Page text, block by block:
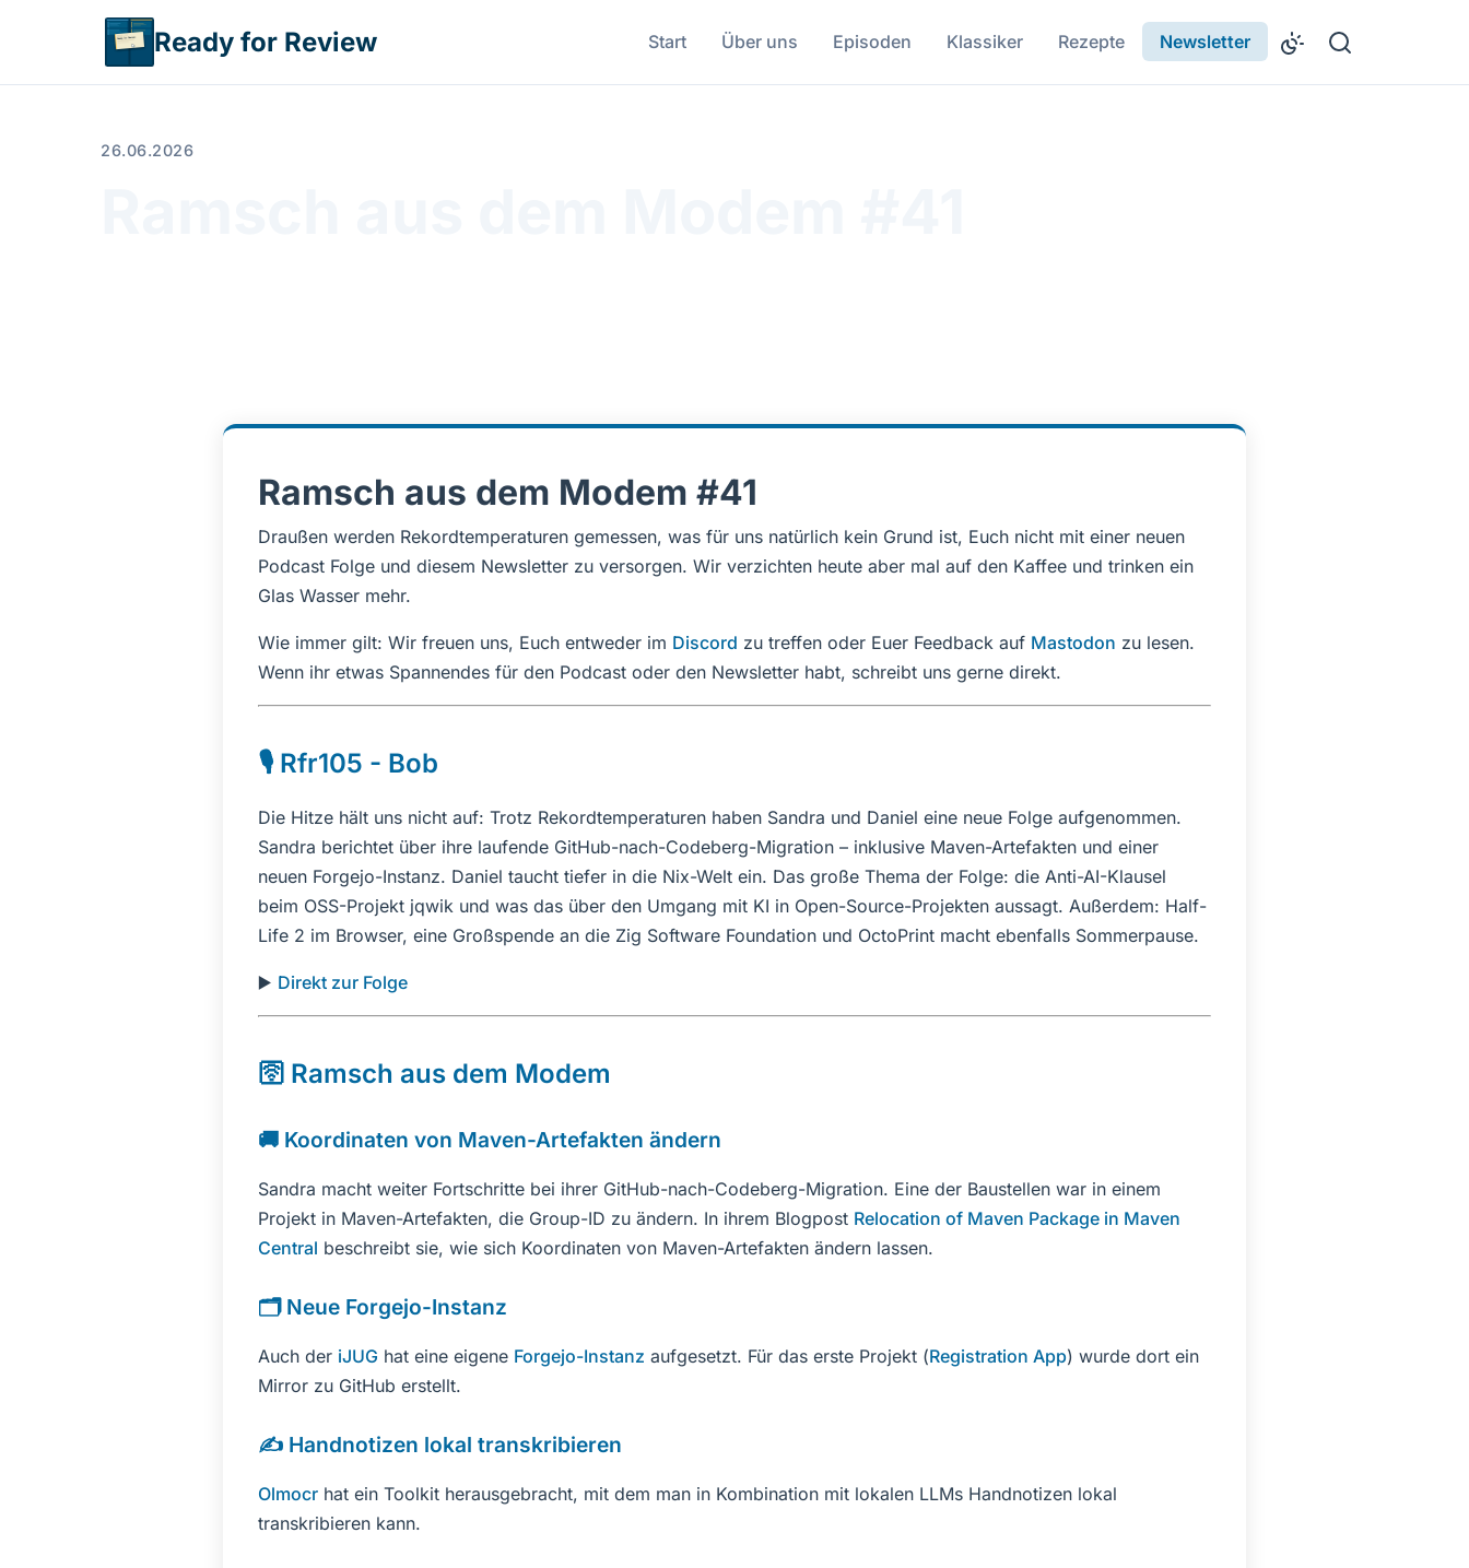
Direkt zum Inhalt
Ready for Review Start Über uns Episoden Klassiker Rezepte Newsletter
26.06.2026
Ramsch aus dem Modem #41
Draußen werden Rekordtemperaturen gemessen, was für uns natürlich kein Grund ist, Euch nicht mit einer neuen
Podcast Folge und diesem Newsletter zu versorgen. Wir verzichten heute aber mal auf den Kaffee und trinken ein
Glas Wasser mehr.
Wie immer gilt: Wir freuen uns, Euch entweder im Discord zu treffen oder Euer Feedback auf Mastodon zu lesen.
Wenn ihr etwas Spannendes für den Podcast oder den Newsletter habt, schreibt uns gerne direkt.
🎙️ Rfr105 - Bob
Die Hitze hält uns nicht auf: Trotz Rekordtemperaturen haben Sandra und Daniel eine neue Folge aufgenommen.
Sandra berichtet über ihre laufende GitHub-nach-Codeberg-Migration – inklusive Maven-Artefakten und einer
neuen Forgejo-Instanz. Daniel taucht tiefer in die Nix-Welt ein. Das große Thema der Folge: die Anti-AI-Klausel
beim OSS-Projekt jqwik und was das über den Umgang mit KI in Open-Source-Projekten aussagt. Außerdem: Half-
Life 2 im Browser, eine Großspende an die Zig Software Foundation und OctoPrint macht ebenfalls Sommerpause.
▶️ Direkt zur Folge
🛜 Ramsch aus dem Modem
🚚 Koordinaten von Maven-Artefakten ändern
Sandra macht weiter Fortschritte bei ihrer GitHub-nach-Codeberg-Migration. Eine der Baustellen war in einem
Projekt in Maven-Artefakten, die Group-ID zu ändern. In ihrem Blogpost Relocation of Maven Package in Maven
Central beschreibt sie, wie sich Koordinaten von Maven-Artefakten ändern lassen.
🗂️ Neue Forgejo-Instanz
Auch der iJUG hat eine eigene Forgejo-Instanz aufgesetzt. Für das erste Projekt (Registration App) wurde dort ein
Mirror zu GitHub erstellt.
✍️ Handnotizen lokal transkribieren
Olmocr hat ein Toolkit herausgebracht, mit dem man in Kombination mit lokalen LLMs Handnotizen lokal
transkribieren kann.